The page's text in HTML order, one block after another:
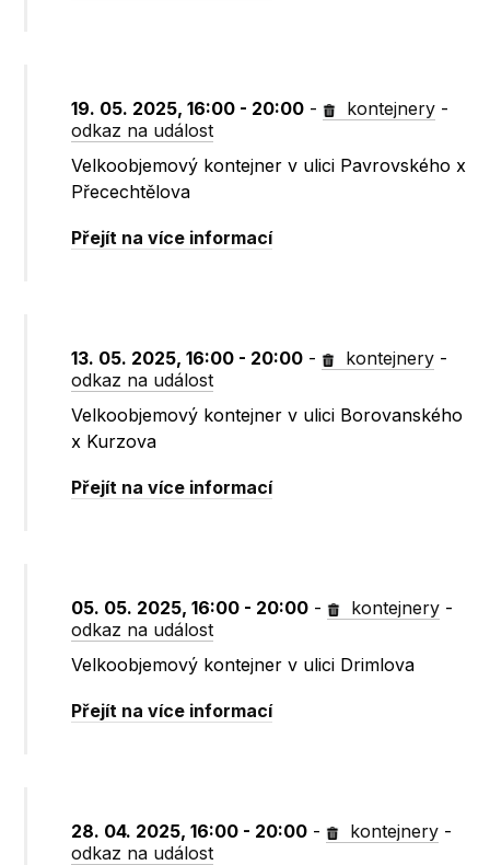
19. 05. 2025, 16:00 - 20:00 - kontejnery -
odkaz na událost
Velkoobjemový kontejner v ulici Pavrovského x
Přecechtělova
Přejít na více informací
13. 05. 2025, 16:00 - 20:00 - kontejnery -
odkaz na událost
Velkoobjemový kontejner v ulici Borovanského
x Kurzova
Přejít na více informací
05. 05. 2025, 16:00 - 20:00 - kontejnery -
odkaz na událost
Velkoobjemový kontejner v ulici Drimlova
Přejít na více informací
28. 04. 2025, 16:00 - 20:00 - kontejnery -
odkaz na událost